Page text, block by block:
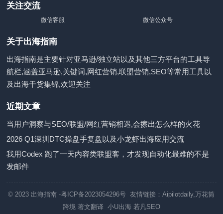
关注交流
关于出海指南
出海指南是主要针对亚马逊/独立站以及其他三方平台的工具导
航栏,涵盖亚马逊,关键词,网红营销,联盟营销,SEO等常用工具以